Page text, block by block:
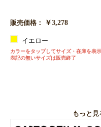
販売価格： ￥3,278
イエロー
カラーをタップしてサイズ・在庫を表示
表記の無いサイズは販売終了
もっと見